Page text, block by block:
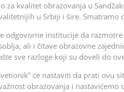
za kvalitet obrazovanja u
u Srbiji i šire. Smatramo
odgovorne institucije da
ali i čitave obrazovne
sve razloge koji su doveli do
će nastaviti da prati ovu
obrazovanja i nastavićemo